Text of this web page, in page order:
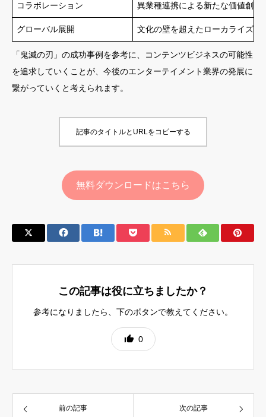
コラボレーション 異業種連携による新たな価値創出
グローバル展開 文化の壁を超えたローカライズ戦
「鬼滅の刃」の成功事例を参考に、コンテンツビジネスの可能性
を追求していくことが、今後のエンターテイメント業界の発展に
繋がっていくと考えられます。
記事のタイトルとURLをコピーする
無料ダウンロードはこちら
この記事は役に立ちましたか？
参考になりましたら、下のボタンで教えてください。
0
前の記事 次の記事